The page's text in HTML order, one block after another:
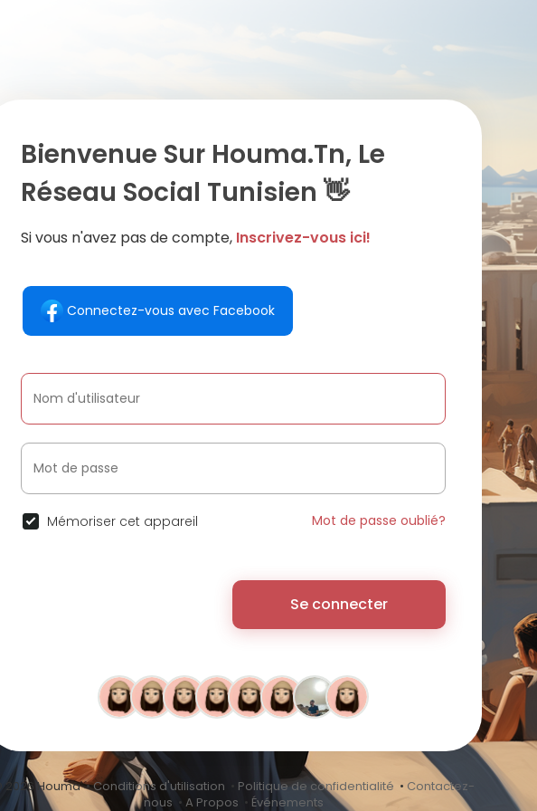
Bienvenue Sur Houma.tn, Le
Réseau Social Tunisien 👋
Si vous n'avez pas de compte, Inscrivez-vous ici!
Connectez-vous avec Facebook
Mémoriser cet appareil Mot de passe oublié?
Se connecter
© 2026 Houma •Conditions d'utilisation Politique de confidentialité • Contactez-
nous • A Propos • Événements